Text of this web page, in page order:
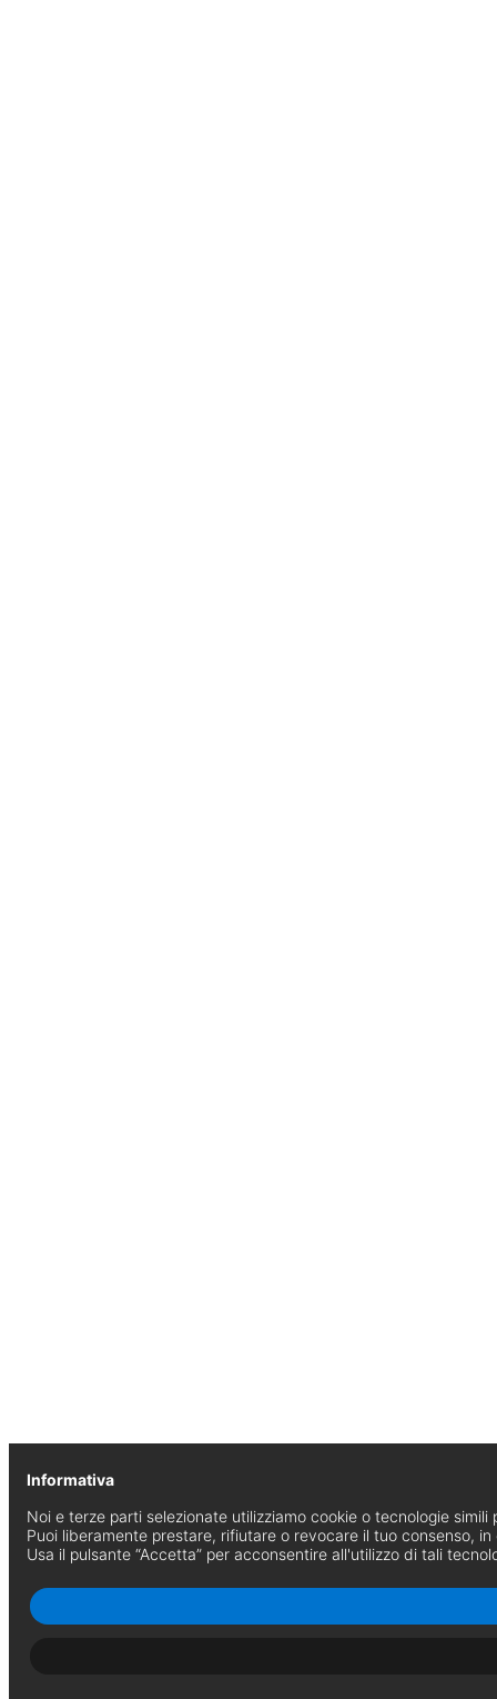
Informativa
Noi e terze parti selezionate utilizziamo cookie o tecnologie
Puoi liberamente prestare, rifiutare o revocare il tuo consenso, in
Usa il pulsante “Accetta” per acconsentire all'utilizzo di tali